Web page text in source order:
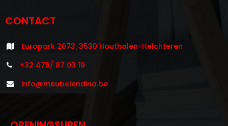
CONTACT
Europark 2073, 3530 Houthalen-Helchteren
+32 475/ 87 03 19
info@meubelendino.be